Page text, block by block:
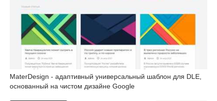
MaterDesign - адаптивный универсальный шаблон для DLE,
основанный на чистом дизайне Google